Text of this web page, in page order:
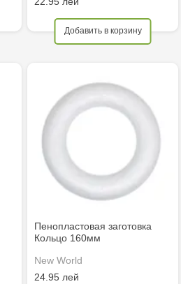
Добавить в корзину
Пенопластовая заготовка
Кольцо 160мм
New World
24.95 лей